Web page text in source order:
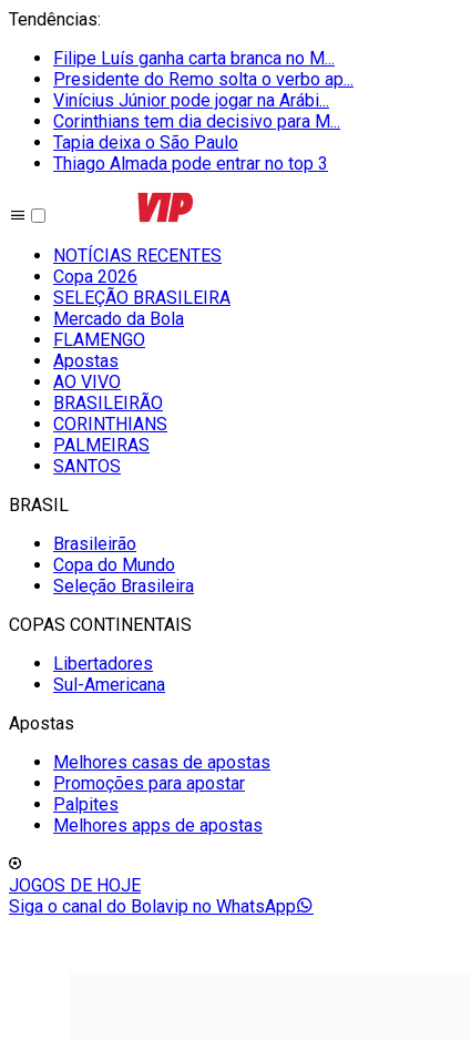
Tendências:
Filipe Luís ganha carta branca no M...
Presidente do Remo solta o verbo ap...
Vinícius Júnior pode jogar na Arábi...
Corinthians tem dia decisivo para M...
Tapia deixa o São Paulo
Thiago Almada pode entrar no top 3
NOTÍCIAS RECENTES
Copa 2026
SELEÇÃO BRASILEIRA
Mercado da Bola
FLAMENGO
Apostas
AO VIVO
BRASILEIRÃO
CORINTHIANS
PALMEIRAS
SANTOS
BRASIL
Brasileirão
Copa do Mundo
Seleção Brasileira
COPAS CONTINENTAIS
Libertadores
Sul-Americana
Apostas
Melhores casas de apostas
Promoções para apostar
Palpites
Melhores apps de apostas
JOGOS DE HOJE
Siga o canal do Bolavip no WhatsApp